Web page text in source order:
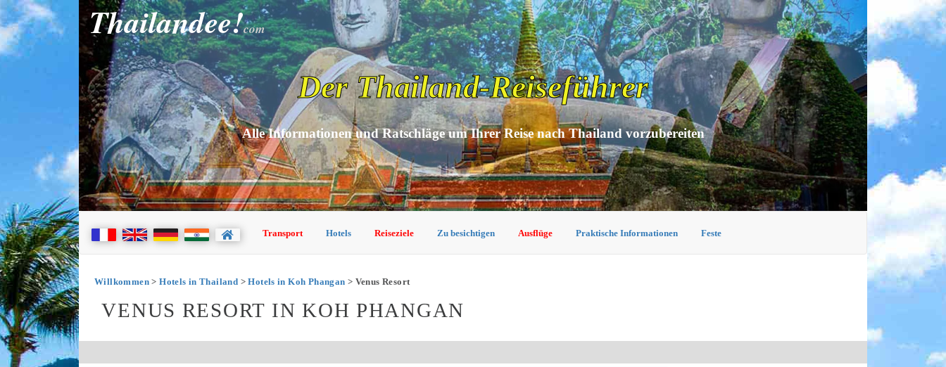
Thailandee!com
Der Thailand-Reiseführer
Alle Informationen und Ratschläge um Ihrer Reise nach Thailand vorzubereiten
Transport Hotels Reiseziele Zu besichtigen Ausflüge Praktische Informationen Feste
Willkommen>Hotels in Thailand >Hotels in Koh Phangan > Venus Resort
VENUS RESORT IN KOH PHANGAN